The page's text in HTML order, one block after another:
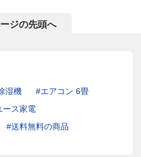
ジの先頭へ
湿機
エアコン 6畳
ース家電
送料無料の商品